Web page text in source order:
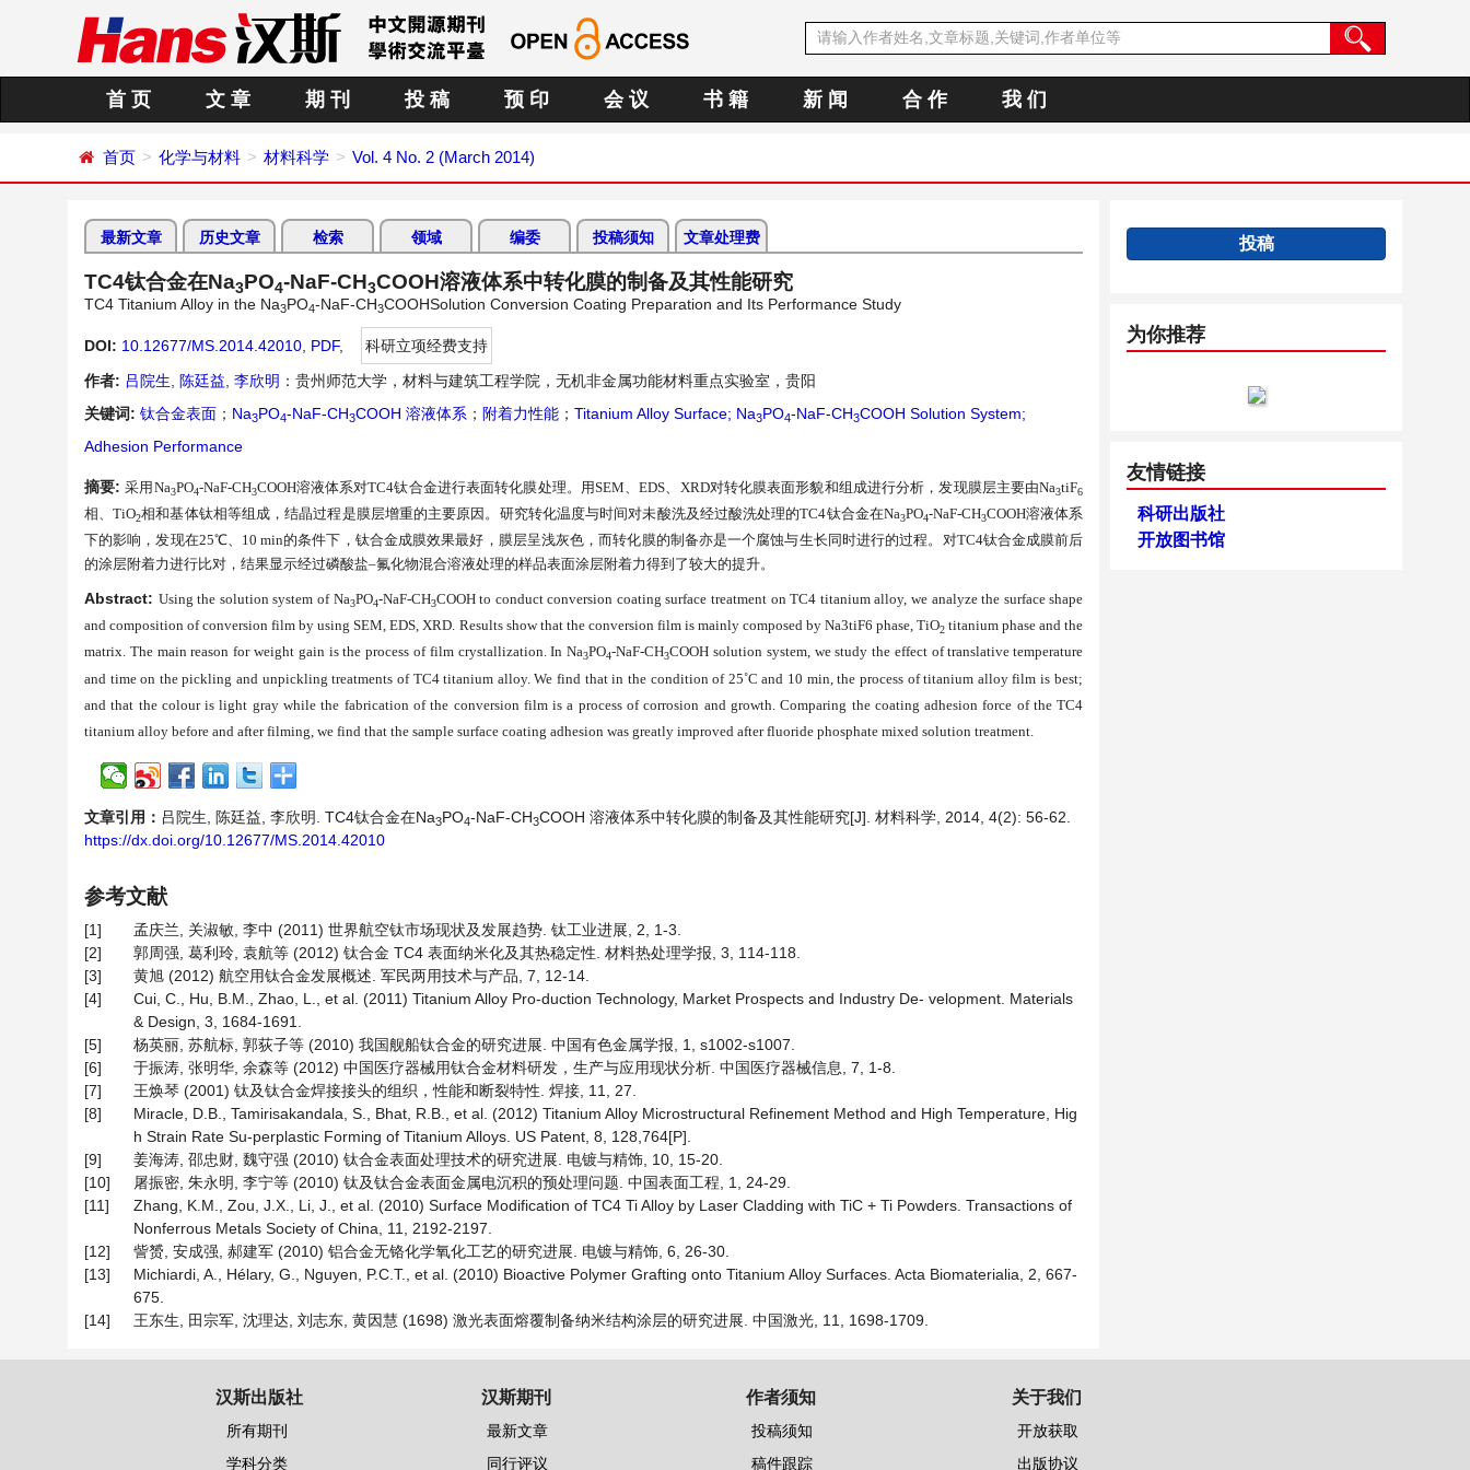
首 页 文 章 期 刊 投 稿 预 印 会 议 书 籍 新 闻 合 作 我 们
首页 化学与材料 材料科学 Vol. 4 No. 2 (March 2014)
最新文章 历史文章 检索 领域 编委 投稿须知 文章处理费
TC4钛合金在Na3PO4-NaF-CH3COOH溶液体系中转化膜的制备及其性能研究
TC4 Titanium Alloy in the Na3PO4-NaF-CH3COOHSolution Conversion Coating Preparation and Its Performance Study
DOI: 10.12677/MS.2014.42010 PDF,
科研立项经费支持
作者: 吕院生 陈廷益 李欣明 ：贵州师范大学，材料与建筑工程学院，无机非金属功能材料重点实验室，贵阳
关键词: 钛合金表面 ； Na3PO4-NaF-CH3COOH 溶液体系 ； 附着力性能 ； Titanium Alloy Surface; Na3PO4-NaF-CH3COOH Solution System;
Adhesion Performance
摘要:采用 Na3PO4-NaF-CH3COOH溶液体系对TC4钛合金进行表面转化膜处理。用SEM、EDS、 XRD对转化膜表面形貌和组成进行分析，发现膜层主要由Na3tiF6
相、TiO2相和基体钛相等组成，结晶过程是膜层增重的主要原因。研究转化温度与时间对未酸洗及经过酸洗处理的TC4钛合金在Na3PO4-NaF-CH3COOH溶液体系
下的影响，发现在25℃、 10 min的条件下，钛合金成膜效果最好，膜层呈浅灰色，而转化膜的制备亦是一个腐蚀与生长同时进行的过程。 对TC4钛合金成膜前后
的涂层附着力进行比对，结果显示经过磷酸盐–氟化物混合溶液处理的样品表面涂层附着力得到了较大的提升。
Abstract: Using the solution system of Na3PO4-NaF-CH3COOH to conduct conversion coating surface treatment onTC4 titanium alloy, we analyzethe surface shape
and composition of conversion film by usingSEM, EDS, XRD. Results showthat the conversion film is mainly composed by Na3tiF6 phase, TiO2 titanium phase and the
matrix. The main reason for weight gain isthe process of film crystallization.InNa3PO4-NaF-CH3COOH solution system, we studythe effect of translative temperature
and time on the pickling and unpickling treatments of TC4 titanium alloy. Wefind that in the condition of 25˚C and 10 min, the process of titanium alloy filmis best;
andthat the colouris light graywhilethe fabrication of the conversion film is a process of corrosion and growth. Comparing the coating adhesion force of the TC4
titanium alloy before and afterfilming, we find that the sample surface coating adhesion was greatly improved after fluoride phosphate mixed solution treatment.
文章引用： 吕院生, 陈廷益, 李欣明. TC4钛合金在Na3PO4-NaF-CH3COOH 溶液体系中转化膜的制备及其性能研究[J]. 材料科学, 2014, 4(2): 56-62.
https://dx.doi.org/10.12677/MS.2014.42010
参考文献
[1]
孟庆兰, 关淑敏, 李中 (2011) 世界航空钛市场现状及发展趋势. 钛工业进展, 2, 1-3.
[2]
郭周强, 葛利玲, 袁航等 (2012) 钛合金 TC4 表面纳米化及其热稳定性. 材料热处理学报, 3, 114-118.
[3]
黄旭 (2012) 航空用钛合金发展概述. 军民两用技术与产品, 7, 12-14.
[4]
Cui, C., Hu, B.M., Zhao, L., et al. (2011) Titanium Alloy Pro-duction Technology, Market Prospects and Industry De- velopment. Materials
& Design, 3, 1684-1691.
[5]
杨英丽, 苏航标, 郭荻子等 (2010) 我国舰船钛合金的研究进展. 中国有色金属学报, 1, s1002-s1007.
[6]
于振涛, 张明华, 余森等 (2012) 中国医疗器械用钛合金材料研发，生产与应用现状分析. 中国医疗器械信息, 7, 1-8.
[7]
王焕琴 (2001) 钛及钛合金焊接接头的组织，性能和断裂特性. 焊接, 11, 27.
[8]
Miracle, D.B., Tamirisakandala, S., Bhat, R.B., et al. (2012) Titanium Alloy Microstructural Refinement Method and High Temperature, Hig
h Strain Rate Su-perplastic Forming of Titanium Alloys. US Patent, 8, 128,764[P].
[9]
姜海涛, 邵忠财, 魏守强 (2010) 钛合金表面处理技术的研究进展. 电镀与精饰, 10, 15-20.
[10]
屠振密, 朱永明, 李宁等 (2010) 钛及钛合金表面金属电沉积的预处理问题. 中国表面工程, 1, 24-29.
[11]
Zhang, K.M., Zou, J.X., Li, J., et al. (2010) Surface Modification of TC4 Ti Alloy by Laser Cladding with TiC + Ti Powders. Transactions of
Nonferrous Metals Society of China, 11, 2192-2197.
[12]
訾赟, 安成强, 郝建军 (2010) 铝合金无铬化学氧化工艺的研究进展. 电镀与精饰, 6, 26-30.
[13]
Michiardi, A., Hélary, G., Nguyen, P.C.T., et al. (2010) Bioactive Polymer Grafting onto Titanium Alloy Surfaces. Acta Biomaterialia, 2, 667-
675.
[14]
王东生, 田宗军, 沈理达, 刘志东, 黄因慧 (1698) 激光表面熔覆制备纳米结构涂层的研究进展. 中国激光, 11, 1698-1709.
投稿
为你推荐
友情链接
科研出版社
开放图书馆
汉斯出版社
所有期刊
学科分类
汉斯期刊
最新文章
同行评议
作者须知
投稿须知
稿件跟踪
关于我们
开放获取
出版协议